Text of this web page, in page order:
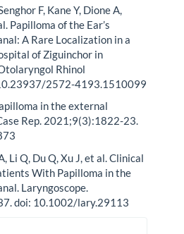
F, Kane Y, Dione A,
Papilloma of the Ear’s
A Rare Localization in a
of Ziguinchor in
Rhinol
2572-4193.1510099
in the external
Rep. 2021;9(3):1822-23.
Li Q, Du Q, Xu J, et al. Clinical
With Papilloma in the
Laryngoscope.
doi: 10.1002/lary.29113